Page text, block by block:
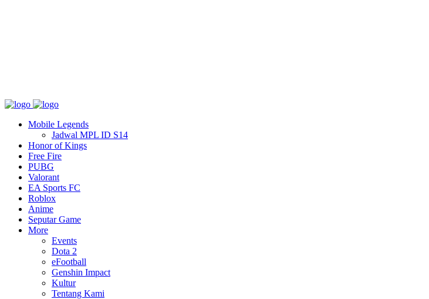
Mobile Legends
Jadwal MPL ID S14
Honor of Kings
Free Fire
PUBG
Valorant
EA Sports FC
Roblox
Anime
Seputar Game
More
Events
Dota 2
eFootball
Genshin Impact
Kultur
Tentang Kami